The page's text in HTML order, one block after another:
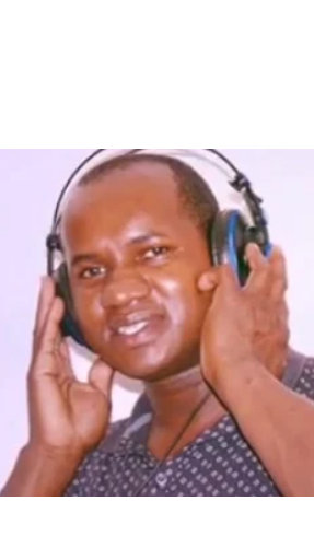
Video: Tininho conquista
Josslyn em direto...
LER MAIS